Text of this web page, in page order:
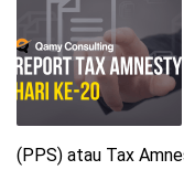
(PPS) atau Tax